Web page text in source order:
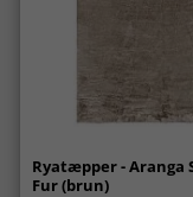
Ryatæpper - Aranga
Fur (brun)